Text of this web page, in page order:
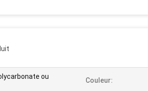
ou
Couleur: